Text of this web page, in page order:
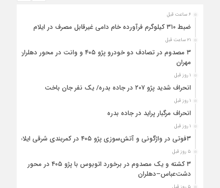
۶ ساعت قبل
ضبط ۳۱۰ کیلوگرم فرآورده خام دامی غیرقابل مصرف در ایلام
۲۱ ساعت قبل
۳ مصدوم در تصادف دو خودرو پژو ۴۰۵ و وانت در محور دهلران-
مهران
۱ روز قبل
انحراف شدید پژو ۲۰۷ در جاده بدره/ یک نفر جان باخت
۱ روز قبل
انحراف مرگبار پراید در جاده بدره
۱ روز قبل
۳فوتی در واژگونی و آتش‌سوزی پژو ۴۰۵ در کمربندی شرقی ایلام
۵ روز قبل
۳ کشته و یک مصدوم در برخورد اتوبوس با پژو ۴۰۵ در محور
دشت‌عباس–دهلران